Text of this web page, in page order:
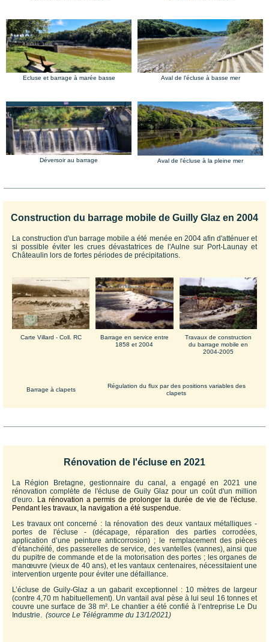
Ecluse et barrage à marée basse Aval de l'écluse à basse mer
Déversoir au barrage Aval de l'écluse à la pleine mer
Construction du barrage mobile de Guilly Glaz en 2004
La construction d'un barrage mobile a été menée en 2004 afin d'atténuer et
si possible éviter les crues dévastatrices de l'Aulne sur Port-Launay et
Châteaulin lors de fortes périodes de précipitations.
Carte Villard - Coll. RC
Barrage en service entre
1858 et 2004
Travaux de construction
du barrage mobile en
2004-2005
Barrage à clapets
Régulation du flux par des positions variables des
clapets
Rénovation de l'écluse en 2021
La Région Bretagne, gestionnaire du canal, a engagé en 2021 une
rénovation complète de l'écluse de Guily Glaz pour un coût d'un million
d'euro. La rénovation a permis de prolonger la durée de vie de l'écluse.
Pendant les travaux, la navigation a été suspendue.
Les travaux ont concerné : la rénovation des deux vantaux métalliques -
portes de l'écluse - (décapage, réparation des parties corrodées,
application d’une peinture anticorrosion) ; le remplacement des pièces
d’étanchéité, des passerelles de service, des vantelles (vannes), ainsi que
du pupitre de commande et de la motorisation des portes ; les organes de
manœuvre (vieux de 40 ans), et les vantaux centenaires, nécessitaient une
intervention urgente pour éviter une défaillance.
L’écluse de Guily-Glaz a un gabarit exceptionnel : 10 mètres de largeur
(contre 4,70 m habituellement). Un vantail aval pèse à lui seul 16 tonnes et
couvre une surface de 38 m². Le chantier a été confié à l’entreprise Le Du
Industrie. (source Le Télégramme du 13/1/2021)